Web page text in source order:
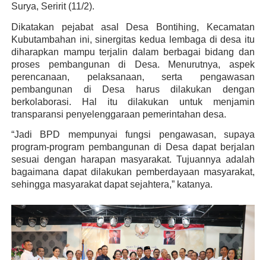
Surya, Seririt (11/2).
Dikatakan pejabat asal Desa Bontihing, Kecamatan
Kubutambahan ini, sinergitas kedua lembaga di desa itu
diharapkan mampu terjalin dalam berbagai bidang dan
proses pembangunan di Desa. Menurutnya, aspek
perencanaan, pelaksanaan, serta pengawasan
pembangunan di Desa harus dilakukan dengan
berkolaborasi. Hal itu dilakukan untuk menjamin
transparansi penyelenggaraan pemerintahan desa.
“Jadi BPD mempunyai fungsi pengawasan, supaya
program-program pembangunan di Desa dapat berjalan
sesuai dengan harapan masyarakat. Tujuannya adalah
bagaimana dapat dilakukan pemberdayaan masyarakat,
sehingga masyarakat dapat sejahtera,” katanya.